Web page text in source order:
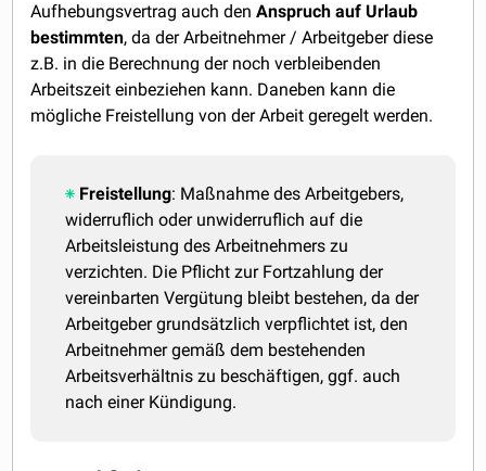
Aufhebungsvertrag auch denAnspruch auf Urlaub
bestimmten, da der Arbeitnehmer / Arbeitgeber diese
z.B. in die Berechnung der noch verbleibenden
Arbeitszeit einbeziehen kann. Daneben kann die
mögliche Freistellung von der Arbeit geregelt werden.
Freistellung: Maßnahme des Arbeitgebers,
widerruflich oder unwiderruflich auf die
Arbeitsleistung des Arbeitnehmers zu
verzichten. Die Pflicht zur Fortzahlung der
vereinbarten Vergütung bleibt bestehen, da der
Arbeitgeber grundsätzlich verpflichtet ist, den
Arbeitnehmer gemäß dem bestehenden
Arbeitsverhältnis zu beschäftigen, ggf. auch
nach einer Kündigung.